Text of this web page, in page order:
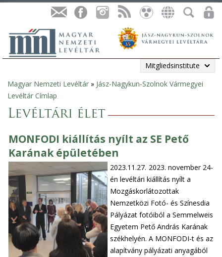
Mitgliedsinstitute
Sie
sind
Magyar Nemzeti Levéltár » Jász-Nagykun-Szolnok Vármegyei
Levéltár Címlap
Levéltári élet
MONFODI kiállítás nyílt az SE Pető
Karának épületében
2023.11.27. 2023. november 24-
én levéltári kiállítás nyílt a
Mozgáskorlátozottak
Nemzetközi Fotó- és Színesdia
Pályázat fotóiból a Semmelweis
Egyetem Pető András Karának
székhelyén. A MONFODI-t és az
alapítvány pályázati anyagából